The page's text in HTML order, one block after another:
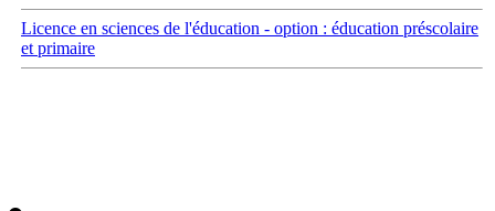
Licence en sciences de l'éducation - option : éducation préscolaire
et primaire